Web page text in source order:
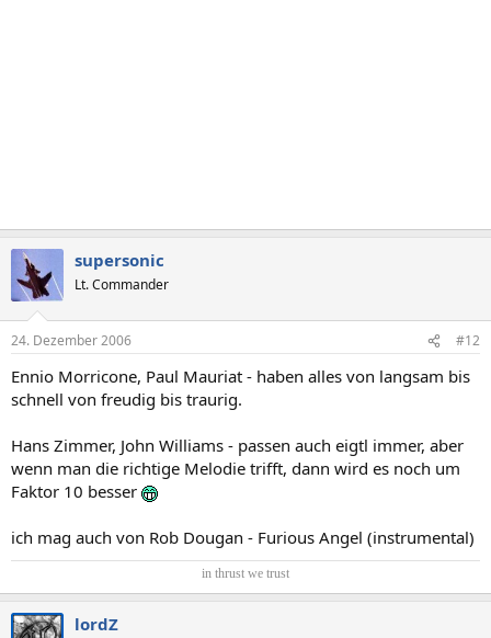
supersonic
Lt. Commander
24. Dezember 2006 #12
Ennio Morricone, Paul Mauriat - haben alles von langsam bis
schnell von freudig bis traurig.
Hans Zimmer, John Williams - passen auch eigtl immer, aber
wenn man die richtige Melodie trifft, dann wird es noch um
Faktor 10 besser
ich mag auch von Rob Dougan - Furious Angel (instrumental)
in thrust we trust​
lordZ